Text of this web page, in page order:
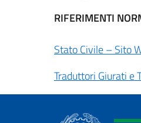
RIFERIMENTI
Stato Civile – Sito
Traduttori Giurati e